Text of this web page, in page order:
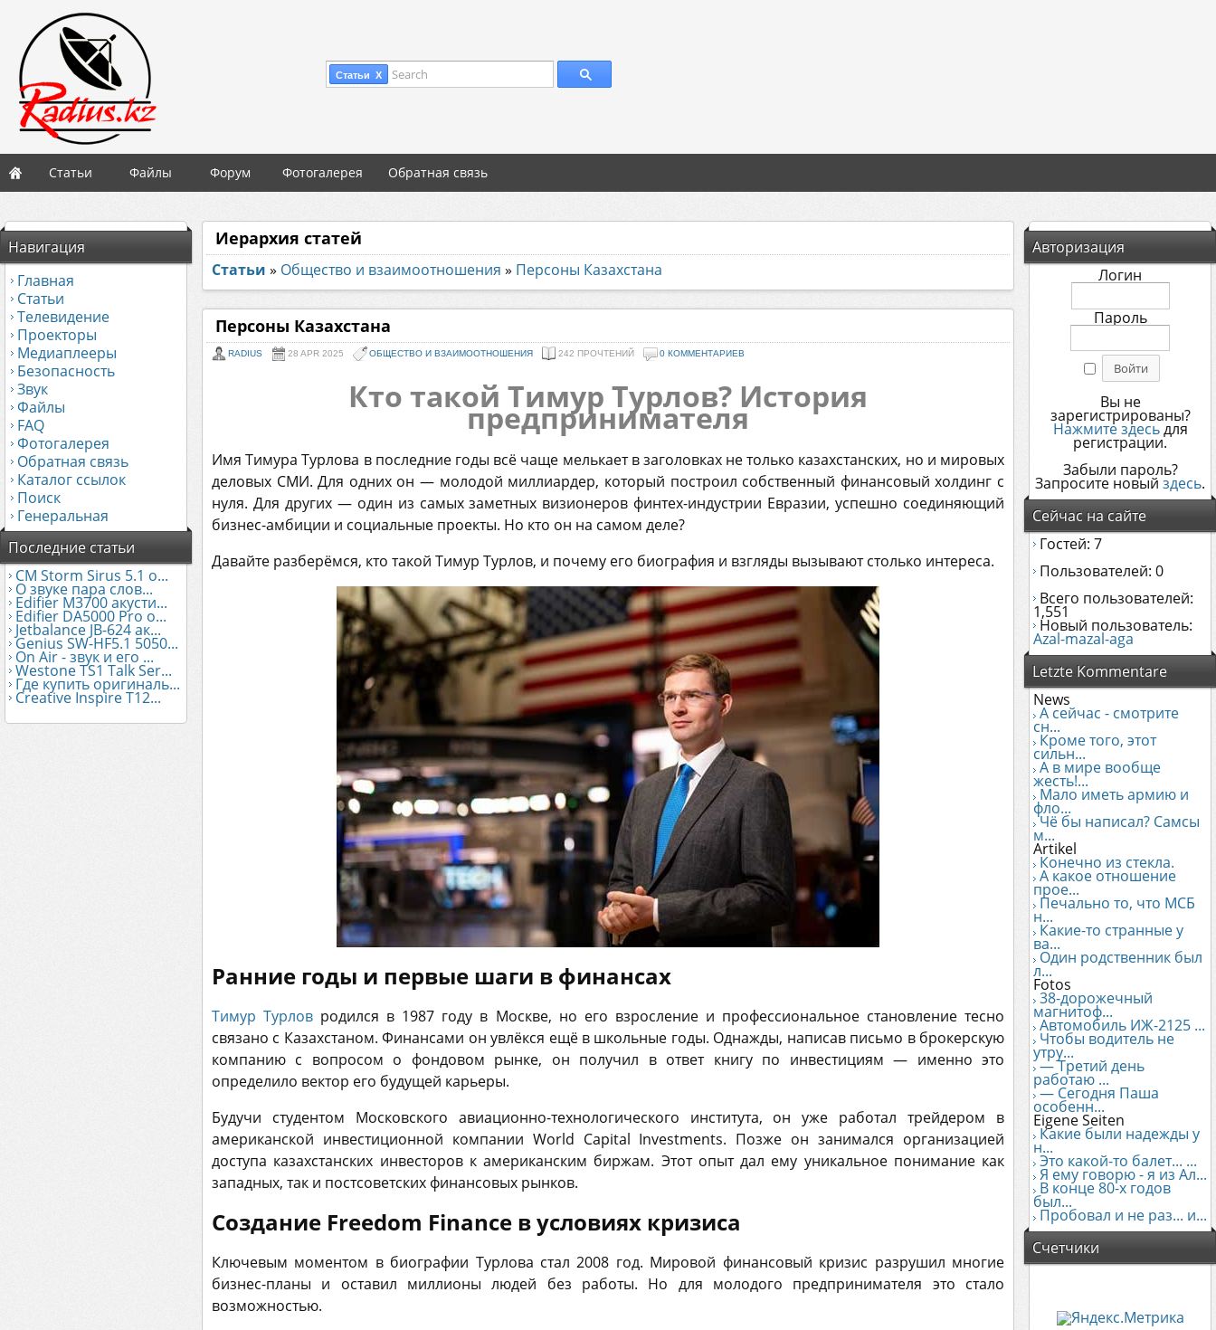
Статьи X Search
Статьи Файлы Форум Фотогалерея Обратная связь
Навигация
Главная
Статьи
Телевидение
Проекторы
Медиаплееры
Безопасность
Звук
Файлы
FAQ
Фотогалерея
Обратная связь
Каталог ссылок
Поиск
Генеральная
Последние статьи
CM Storm Sirus 5.1 о...
О звуке пара слов...
Edifier М3700 акусти...
Edifier DA5000 Pro о...
Jetbalance JB-624 ак...
Genius SW-HF5.1 5050...
On Air - звук и его ...
Westone TS1 Talk Ser...
Где купить оригиналь...
Creative Inspire T12...
Авторизация
Логин
Пароль
Вы не
зарегистрированы?
Нажмите здесьдля
регистрации.
Забыли пароль?
Запросите новый здесь.
Сейчас на сайте
Гостей: 7
Пользователей: 0
Всего пользователей:
1,551
Новый пользователь:
Azal-mazal-aga
Letzte Kommentare
News
А сейчас - смотрите
сн...
Кроме того, этот
сильн...
А в мире вообще
жесть!...
Мало иметь армию и
фло...
Чё бы написал? Самсы
м...
Artikel
Конечно из стекла.
А какое отношение
прое...
Печально то, что МСБ
н...
Какие-то странные у
ва...
Один родственник был
л...
Fotos
38-дорожечный
магнитоф...
Автомобиль ИЖ-2125 ...
Чтобы водитель не
утру...
— Третий день
работаю ...
— Сегодня Паша
особенн...
Eigene Seiten
Какие были надежды у
н...
Это какой-то балет... ...
Я ему говорю - я из Ал...
В конце 80-х годов
был...
Пробовал и не раз... и...
Счетчики
Иерархия статей
Статьи » Общество и взаимоотношения » Персоны Казахстана
Персоны Казахстана
RADIUS 28 APR 2025 ОБЩЕСТВО И ВЗАИМООТНОШЕНИЯ 242 ПРОЧТЕНИЙ 0 КОММЕНТАРИЕВ
Кто такой Тимур Турлов? История
предпринимателя
Имя Тимура Турлова в последние годы всё чаще мелькает в заголовках не только казахстанских, но и мировых
деловых СМИ. Для одних он — молодой миллиардер, который построил собственный финансовый холдинг с
нуля. Для других — один из самых заметных визионеров финтех-индустрии Евразии, успешно соединяющий
бизнес-амбиции и социальные проекты. Но кто он на самом деле?
Давайте разберёмся, кто такой Тимур Турлов, и почему его биография и взгляды вызывают столько интереса.
Ранние годы и первые шаги в финансах
Тимур Турлов родился в 1987 году в Москве, но его взросление и профессиональное становление тесно
связано с Казахстаном. Финансами он увлёкся ещё в школьные годы. Однажды, написав письмо в брокерскую
компанию с вопросом о фондовом рынке, он получил в ответ книгу по инвестициям — именно это
определило вектор его будущей карьеры.
Будучи студентом Московского авиационно-технологического института, он уже работал трейдером в
американской инвестиционной компании World Capital Investments. Позже он занимался организацией
доступа казахстанских инвесторов к американским биржам. Этот опыт дал ему уникальное понимание как
западных, так и постсоветских финансовых рынков.
Создание Freedom Finance в условиях кризиса
Ключевым моментом в биографии Турлова стал 2008 год. Мировой финансовый кризис разрушил многие
бизнес-планы и оставил миллионы людей без работы. Но для молодого предпринимателя это стало
возможностью.